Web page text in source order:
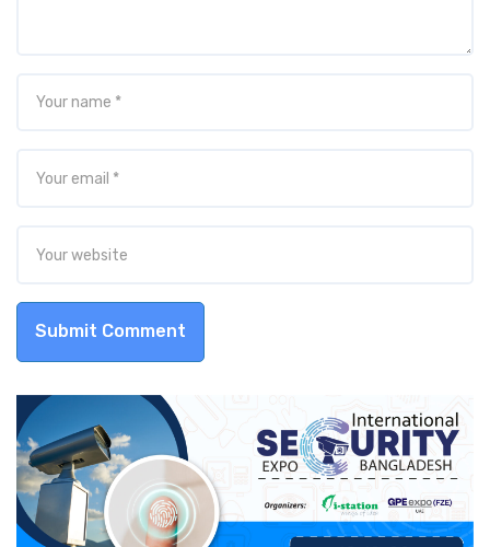
Submit Comment